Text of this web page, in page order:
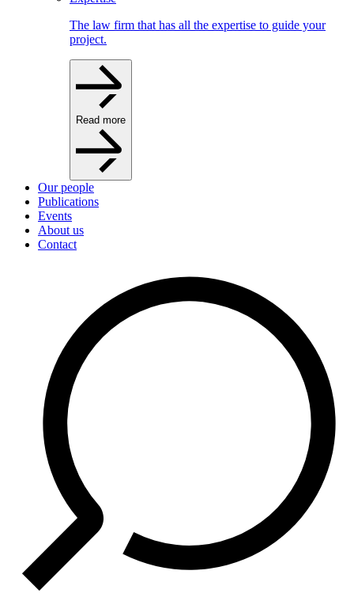
The law firm that has all the expertise to guide your
project.
Read more
Our people
Publications
Events
About us
Contact